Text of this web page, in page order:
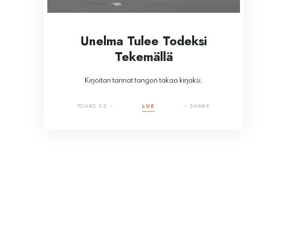
Unelma Tulee Todeksi
Tekemällä
Kirjoitan tarinat tangon takaa kirjaksi.
TOUKO 22 LUE SHARE